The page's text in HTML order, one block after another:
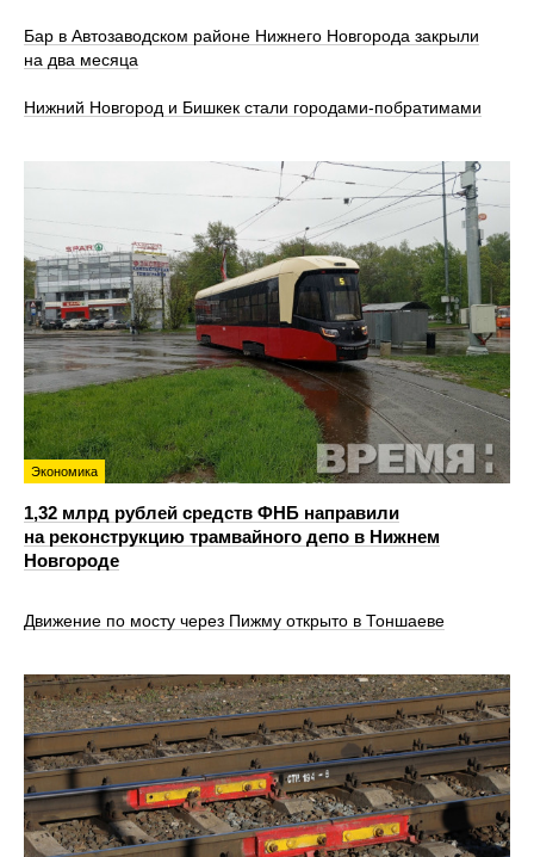
Бар в Автозаводском районе Нижнего Новгорода закрыли
на два месяца
Нижний Новгород и Бишкек стали городами-побратимами
Экономика
1,32 млрд рублей средств ФНБ направили
на реконструкцию трамвайного депо в Нижнем
Новгороде
Движение по мосту через Пижму открыто в Тоншаеве